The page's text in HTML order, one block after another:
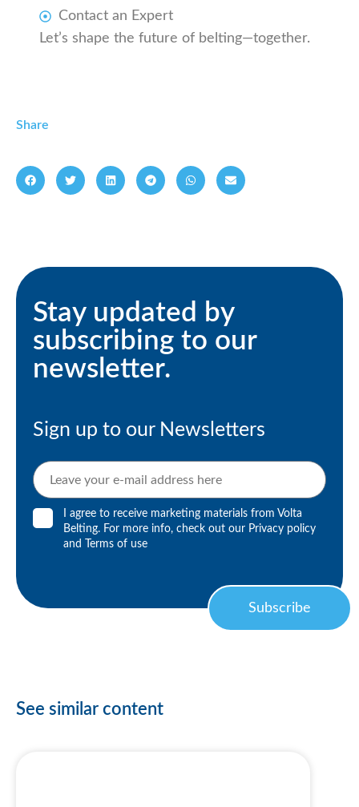
Contact an Expert
Let’s shape the future of belting—together.
Share
Stay updated by
subscribing to our
newsletter.
Sign up to our Newsletters
I agree to receive marketing materials from Volta
Belting. For more info, check out our Privacy policy
and
Terms of use
Subscribe
See similar content